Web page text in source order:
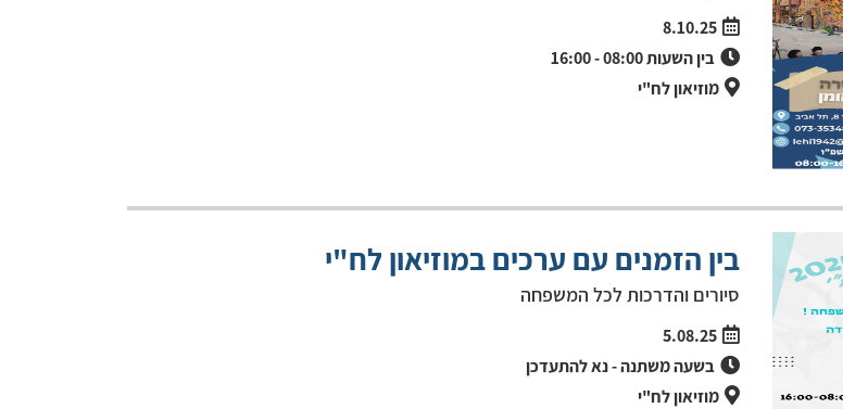
8.10.25
בין השעות08:00
-
16:00
מוזיאון לח"י
בין הזמנים עם ערכים במוזיאון לח"י
סיורים והדרכות לכל המשפחה
5.08.25
בשעהמשתנה - נא להתעדכן
מוזיאון לח"י